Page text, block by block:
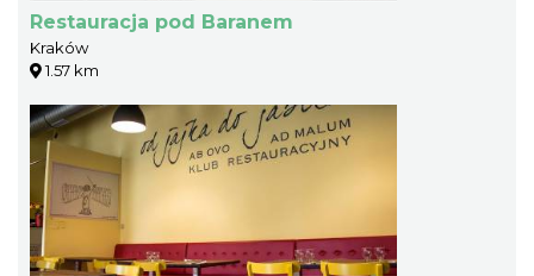
Restauracja pod Baranem
Kraków
1.57 km